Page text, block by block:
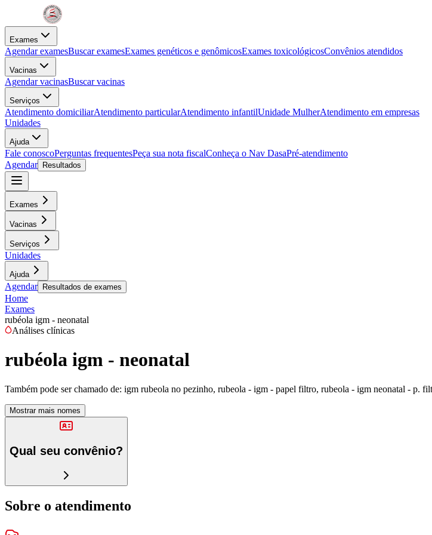
Exames
Agendar examesBuscar examesExames genéticos e genômicosExames toxicológicosConvênios atendidos
Vacinas
Agendar vacinasBuscar vacinas
Serviços
Atendimento domiciliarAtendimento particularAtendimento infantilUnidade MulherAtendimento em empresas
Unidades
Ajuda
Fale conoscoPerguntas frequentesPeça sua nota fiscalConheça o Nav DasaPré-atendimento
Agendar
Resultados
Exames
Vacinas
Serviços
Unidades
Ajuda
Agendar Resultados de exames
Home
Exames
rubéola igm - neonatal
Análises clínicas
rubéola igm - neonatal
Também pode ser chamado de: igm rubeola no pezinho, rubeola - igm - papel filtro, rubeola - igm neonatal - p.
Mostrar mais nomes
Qual seu convênio?
Sobre o atendimento